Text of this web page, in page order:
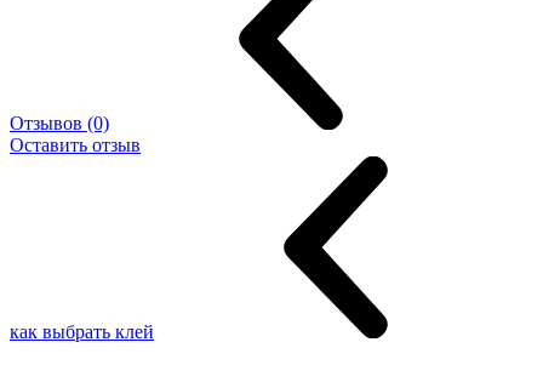
Отзывов (0)
Оставить отзыв
как выбрать клей